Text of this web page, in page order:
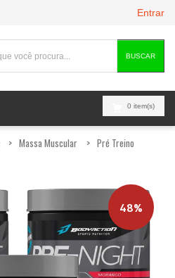
Entrar
BUSCAR
0 item(s)
Massa Muscular Pré Treino
48%